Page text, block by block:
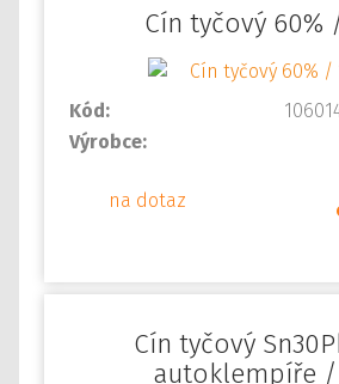
Cín tyčový 60%
Kód:
Výrobce:
na dotaz
Cín tyčový
autoklempíře /